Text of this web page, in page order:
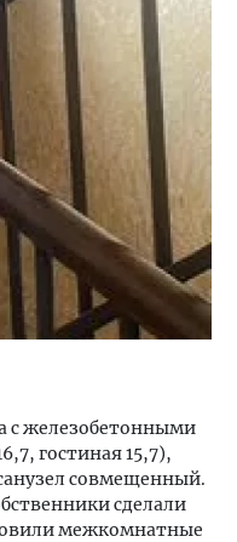
с железобетонными
гостиная 15,7),
совмещенный.
сделали
межкомнатные
Архитектурный код
земли. Мощение
плитами становится
стандартом
СТРОИТЕЛЬСТВО